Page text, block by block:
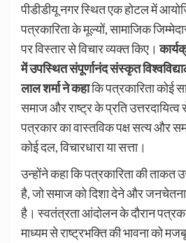
पीडीडीयू नगर स्थित एक होटल में
पत्रकारिता के मूल्यों, सामाजिक
पर विस्तार से विचार व्यक्त किए।
में उपस्थित संपूर्णानंद संस्कृत
लाल शर्मा ने कहाकि पत्रकारिता कोई
समाज और राष्ट्र के प्रति उत्तरदायित्व
पत्रकार का वास्तविक पक्ष सत्य और
कोई दल, विचारधारा या सत्ता।
उन्होंने कहा कि पत्रकारिता की ताकत
है, जो समाज को दिशा देने और जनचेतना
है। स्वतंत्रता आंदोलन के दौरान
माध्यम से राष्ट्रभक्ति की भावना को